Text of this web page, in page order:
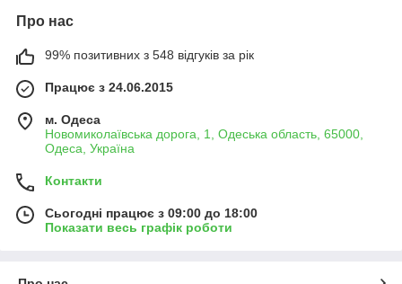
Про нас
99% позитивних з 548 відгуків за рік
Працює з 24.06.2015
м. Одеса
Новомиколаївська дорога, 1, Одеська область, 65000,
Одеса, Україна
Контакти
Сьогодні працює з 09:00 до 18:00
Показати весь графік роботи